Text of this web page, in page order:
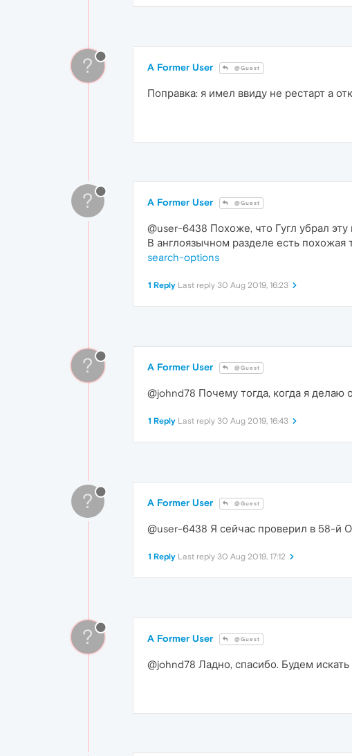
? A Former User @Guest
Поправка: я имел ввиду не рестарт а
? A Former User @Guest
@user-6438 Похоже, что Гугл убрал
В англоязычном разделе есть похожая
search-options
1 Reply Last reply 30 Aug 2019, 16:23
? A Former User @Guest
@johnd78 Почему тогда, когда я делаю
1 Reply Last reply 30 Aug 2019, 16:43
? A Former User @Guest
@user-6438 Я сейчас проверил в 58-й
1 Reply Last reply 30 Aug 2019, 17:12
? A Former User @Guest
@johnd78 Ладно, спасибо. Будем